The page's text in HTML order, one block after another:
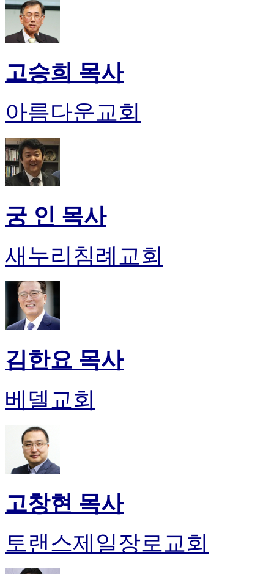
고승희 목사
아름다운교회
궁 인 목사
새누리침례교회
김한요 목사
베델교회
고창현 목사
토랜스제일장로교회